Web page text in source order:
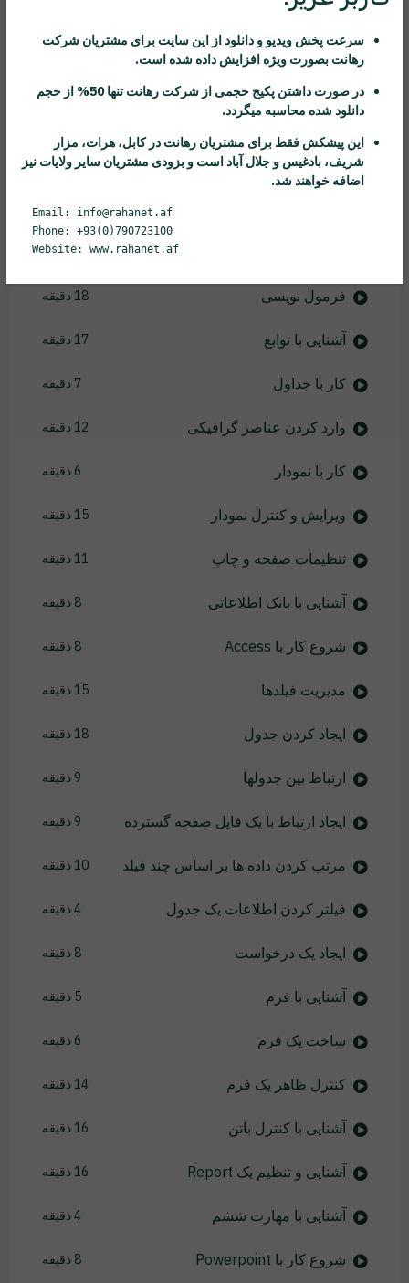
ذخیره سازی فایل اکسل 3 دقیقه
آشنایی با Auto Fill
کنترل نمای دید 5 دقیقه
21 دقیقه
8 دقیقه
فرمول نویسی 18 دقیقه
آشنایی با توابع 17 دقیقه
کار با جداول 7 دقیقه
وارد کردن عناصر گرافیکی 12 دقیقه
کار با نمودار 6 دقیقه
ویرایش و کنترل نمودار 15 دقیقه
تنظیمات صفحه و چاپ 11 دقیقه
آشنایی با بانک اطلاعاتی 8 دقیقه
شروع کار با Access 8 دقیقه
مدیریت فیلدها 15 دقیقه
ایجاد کردن جدول 18 دقیقه
ارتباط بین جدولها 9 دقیقه
ایجاد ارتباط با یک فایل صفحه گسترده 9 دقیقه
مرتب کردن داده ها بر اساس چند فیلد 10 دقیقه
فیلتر کردن اطلاعات یک جدول 4 دقیقه
ایجاد یک درخواست 8 دقیقه
آشنایی با فرم 5 دقیقه
ساخت یک فرم 6 دقیقه
کنترل ظاهر یک فرم 14 دقیقه
آشنایی با کنترل باتن 16 دقیقه
آشنایی و تنظیم یک Report 16 دقیقه
آشنایی با مهارت ششم 4 دقیقه
شروع کار با Powerpoint 8 دقیقه
سرعت پخش ویدیو و دانلود از این سایت برای مشتریان شرکت
رهانت بصورت ویژه افزایش داده شده است.
در صورت داشتن پکیج حجمی از شرکت رهانت
تنها 50% از حجم
دانلود شده محاسبه میگردد.
این پیشکش فقط برای مشتریان رهانت در کابل، هرات، مزار
شریف، بادغیس و جلال آباد است و بزودی مشتریان سایر ولایات نیز
اضافه خواهند شد.
Email: info@rahanet.af
Phone: +93(0)790723100
Website: www.rahanet.af